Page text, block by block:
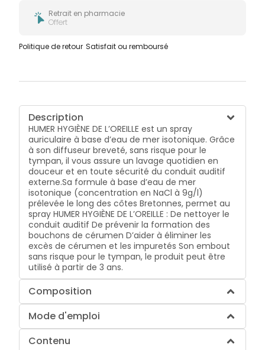
Retrait en pharmacie
Offert
Politique de retour Satisfait ou remboursé
Description
HUMER HYGIÈNE DE L’OREILLE est un spray
auriculaire à base d’eau de mer isotonique. Grâce
à son diffuseur breveté, sans risque pour le
tympan, il vous assure un lavage quotidien en
douceur et en toute sécurité du conduit auditif
externe.Sa formule à base d’eau de mer
isotonique (concentration en NaCl à 9g/l)
prélevée le long des côtes Bretonnes, permet au
spray HUMER HYGIÈNE DE L’OREILLE : De nettoyer le
conduit auditif De prévenir la formation des
bouchons de cérumen D’aider à éliminer les
excès de cérumen et les impuretés Son embout
sans risque pour le tympan, le produit peut être
utilisé à partir de 3 ans.
Composition
Mode d'emploi
Contenu